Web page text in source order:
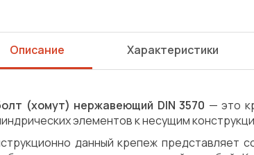
Описание Характеристики
(хомут) нержавеющий DIN 3570 — это
элементов к несущим
данный крепеж представляет